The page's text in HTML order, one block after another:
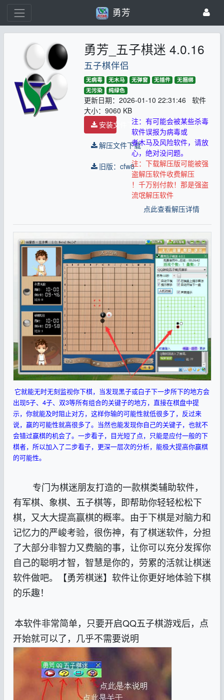
勇芳
勇芳_五子棋迷 4.0.16
五子棋伴侣
无病毒 无木马 无弹窗 无插件
无捆绑
无污染
纯绿色
更新日期：2026-01-10 22:31:46 软件
大小：9060 KB
安装文件下载
解压文件下载
旧版：cfw8
注：有可能会被某些杀毒
软件误报为病毒或
者木马及风险软件，请放
心，绝对没问题。
注：下载解压版可能被强
盗解压软件收费解压
！千万别付款！那是强盗
流氓解压软件
点此查看解压详情
它就能无时无刻监视你下棋，当发现黑子或白子下一步所下的地方会
出现5子、4子、双3等所有组合的关键子的地方，直接在棋盘中提
示，你就能及时阻止对方，这样你输的可能性就低很多了，反过来
说，赢的可能性就高很多了。当然也能发现你自己的关键子，也就不
会错过赢棋的机会了。一步看子，目光短了点，只能是应付一般的下
棋者，所以加入了二步看子，更深一层次的分析，能极大提高你赢棋
的可能性。
专门为棋迷朋友打造的一款棋类辅助软件，
有军棋、象棋、五子棋等，即帮助你轻轻松松下
棋，又大大提高赢棋的概率。由于下棋是对脑力和
记忆力的严峻考验，很伤神，有了棋迷软件，分担
了大部分非智力又费脑的事，让你可以充分发挥你
自己的聪明才智，智慧是你的，劳累的活就让棋迷
软件做吧。【勇芳棋迷】软件让你更好地体验下棋
的乐趣！
本软件非常简单，只要开启QQ五子棋游戏后，点
开始就可以了，几乎不需要说明